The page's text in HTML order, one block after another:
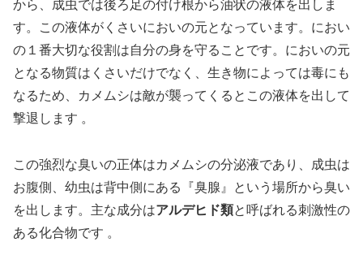
から、成虫では後ろ足の付け根から油状の液体を出しま
す。この液体がくさいにおいの元となっています。におい
の１番大切な役割は自分の身を守ることです。においの元
となる物質はくさいだけでなく、生き物によっては毒にも
なるため、カメムシは敵が襲ってくるとこの液体を出して
撃退します 。
この強烈な臭いの正体はカメムシの分泌液であり、成虫は
お腹側、幼虫は背中側にある『臭腺』という場所から臭い
を出します。主な成分はアルデヒド類と呼ばれる刺激性の
ある化合物です 。